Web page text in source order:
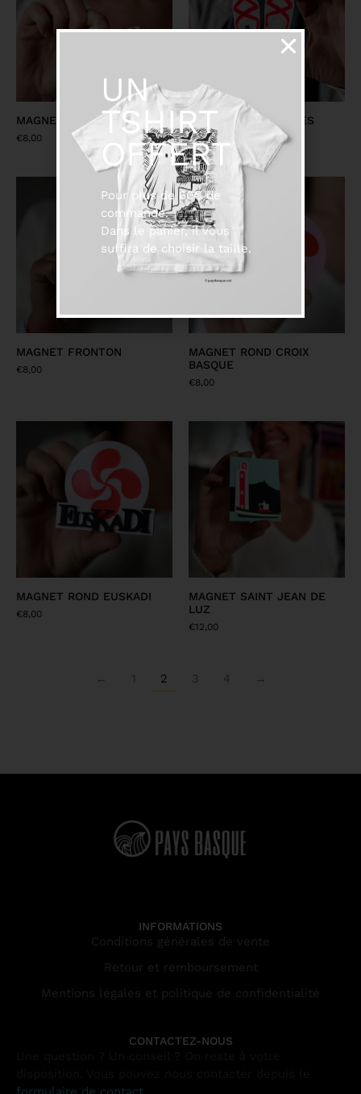
MAGNET ESPADRILLE
€8,00
MAGNET ESPADRILLES
€8,00
MAGNET FRONTON
€8,00
MAGNET ROND CROIX
BASQUE
€8,00
MAGNET ROND EUSKADI
€8,00
MAGNET SAINT JEAN DE
LUZ
€12,00
← 1 2 3 4 →
INFORMATIONS
Conditions générales de vente
Retour et remboursement
Mentions légales et politique de confidentialité
CONTACTEZ-NOUS
UN
TSHIRT
OFFERT
Pour plus de 60€ de
commande.
Dans le panier, il vous
suffira de choisir la taille.